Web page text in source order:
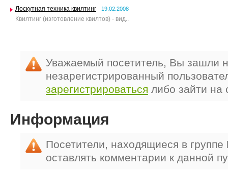
Лоскутная техника квилтинг 19.02.2008
Квилтинг (изготовление квилтов) - вид..
Уважаемый посетитель, Вы зашли
незарегистрированный
зарегистрироваться либо зайти на
Информация
Посетители, находящиеся в группе
оставлять комментарии к данной